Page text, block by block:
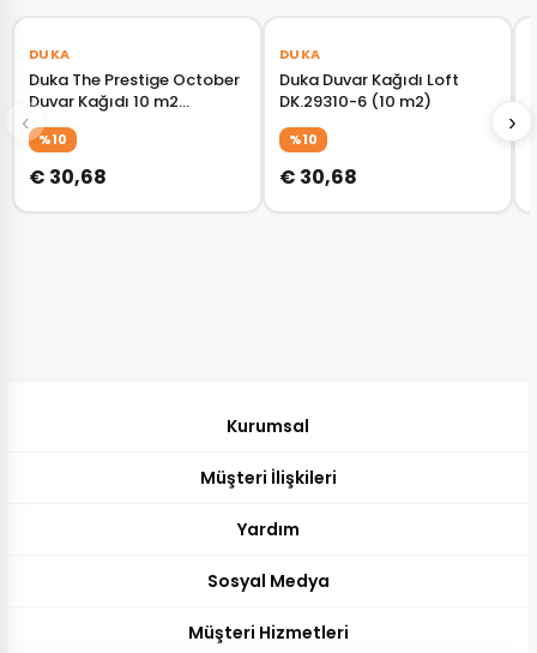
‹ ›
DUKA
Duka The Prestige October
Duvar Kağıdı 10 m2
DK.25100-1
%10
€ 30,68
DUKA
Duka Duvar Kağıdı Loft
DK.29310-6 (10 m2)
%10
€ 30,68
Kurumsal
Müşteri İlişkileri
Yardım
Sosyal Medya
Müşteri Hizmetleri